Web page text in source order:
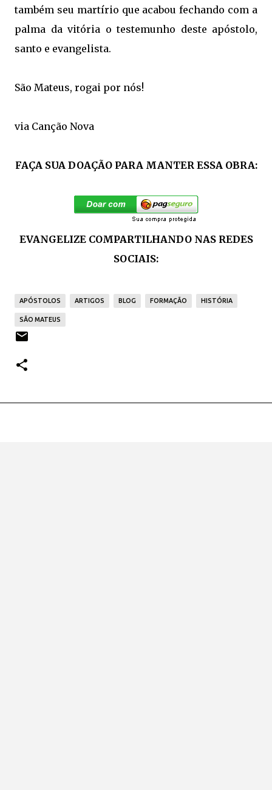
também seu martírio que acabou fechando com a
palma da vitória o testemunho deste apóstolo,
santo e evangelista.
São Mateus, rogai por nós!
via Canção Nova
FAÇA SUA DOAÇÃO PARA MANTER ESSA OBRA:
EVANGELIZE COMPARTILHANDO NAS REDES
SOCIAIS:
APÓSTOLOS ARTIGOS BLOG FORMAÇÃO HISTÓRIA
SÃO MATEUS